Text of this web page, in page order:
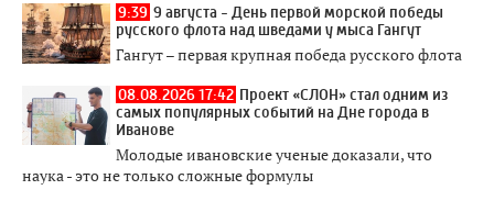
9:39 9 августа - День первой морской победы
русского флота над шведами у мыса Гангут
Гангут – первая крупная победа русского флота
08.08.2026 17:42 Проект «СЛОН» стал одним из
самых популярных событий на Дне города в
Иванове
Молодые ивановские ученые доказали, что
наука - это не только сложные формулы